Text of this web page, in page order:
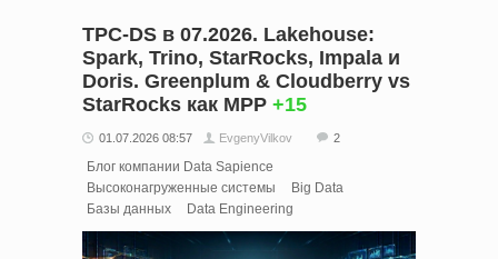
TPC-DS в 07.2026. Lakehouse:
Spark, Trino, StarRocks, Impala и
Doris. Greenplum & Cloudberry vs
StarRocks как MPP +15
01.07.2026 08:57 EvgenyVilkov 2
Блог компании Data Sapience
Высоконагруженные системы
Big Data
Базы данных
Data Engineering